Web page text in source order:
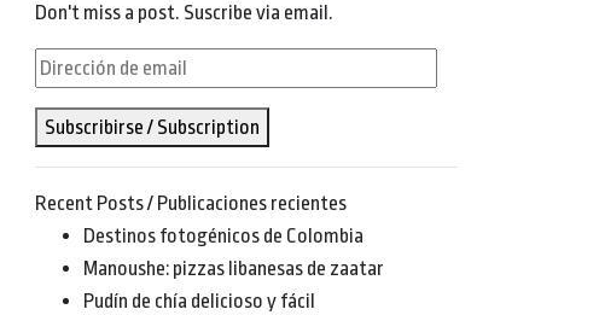
Don't miss a post. Suscribe via email.
Dirección
de
email
Subscribirse / Subscription
Recent Posts / Publicaciones recientes
Destinos fotogénicos de Colombia
Manoushe: pizzas libanesas de zaatar
Pudín de chía delicioso y fácil